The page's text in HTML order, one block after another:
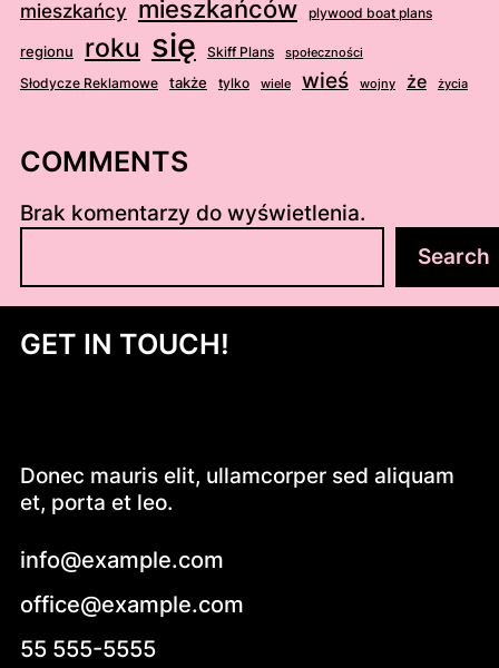
mieszkańcy mieszkańców plywood boat plans
regionu roku się Skiff Plans społeczności
Słodycze Reklamowe także tylko wiele wieś wojny że życia
COMMENTS
Brak komentarzy do wyświetlenia.
u
a
Search
GET IN TOUCH!
Donec mauris elit, ullamcorper sed aliquam
et, porta et leo.
info@example.com
office@example.com
55 555-5555